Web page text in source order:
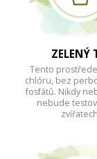
ZELENÝ
Tento
chlóru, bez
fosfátů. Nikdy
nebude